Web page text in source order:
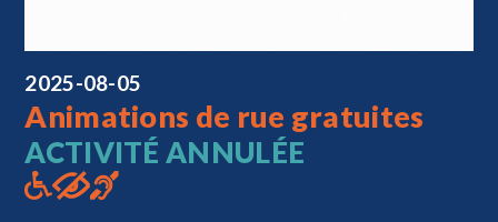
2025-08-05
Animations de rue gratuites
ACTIVITÉ ANNULÉE